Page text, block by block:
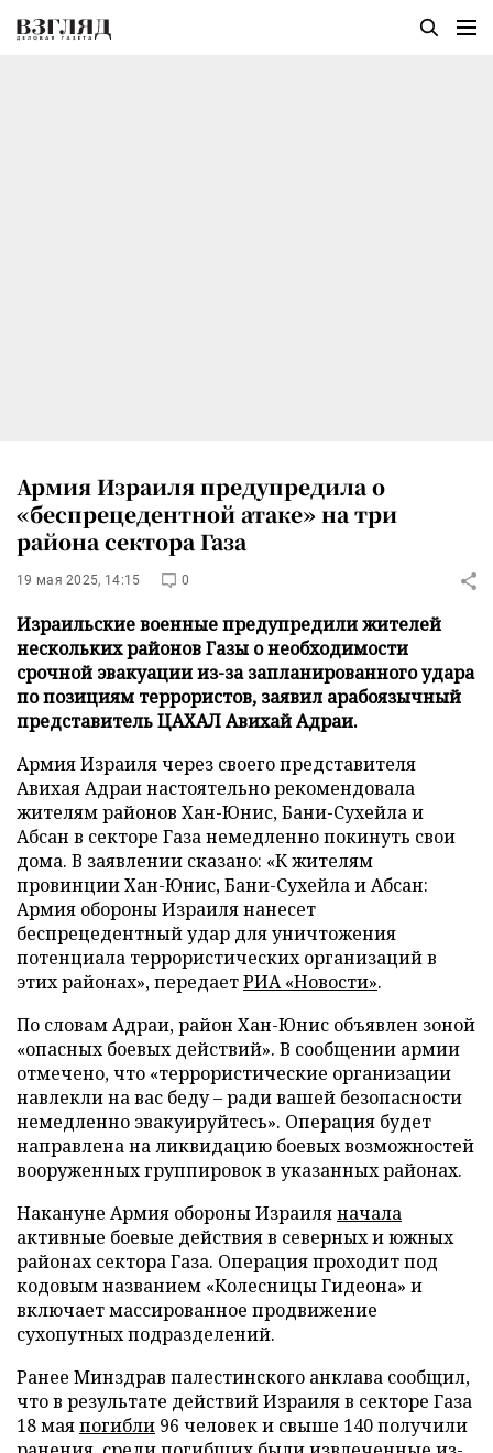
Армия Израиля предупредила о
«беспрецедентной атаке» на три
района сектора Газа
19 мая 2025, 14:15 0
Израильские военные предупредили жителей
нескольких районов Газы о необходимости
срочной эвакуации из-за запланированного удара
по позициям террористов, заявил арабоязычный
представитель ЦАХАЛ Авихай Адраи.
Армия Израиля через своего представителя
Авихая Адраи настоятельно рекомендовала
жителям районов Хан-Юнис, Бани-Сухейла и
Абсан в секторе Газа немедленно покинуть свои
дома. В заявлении сказано: «К жителям
провинции Хан-Юнис, Бани-Сухейла и Абсан:
Армия обороны Израиля нанесет
беспрецедентный удар для уничтожения
потенциала террористических организаций в
этих районах», передаетРИА «Новости».
По словам Адраи, район Хан-Юнис объявлен зоной
«опасных боевых действий». В сообщении армии
отмечено, что «террористические организации
навлекли на вас беду – ради вашей безопасности
немедленно эвакуируйтесь». Операция будет
направлена на ликвидацию боевых возможностей
вооруженных группировок в указанных районах.
Накануне Армия обороны Израиляначала
активные боевые действия в северных и южных
районах сектора Газа. Операция проходит под
кодовым названием «Колесницы Гидеона» и
включает массированное продвижение
сухопутных подразделений.
Ранее Минздрав палестинского анклава сообщил,
что в результате действий Израиля в секторе Газа
18 маяпогибли 96 человек и свыше 140 получили